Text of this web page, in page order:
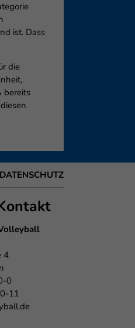
ist. Dass
die
bereits
DATENSCHUTZ
4
0
11